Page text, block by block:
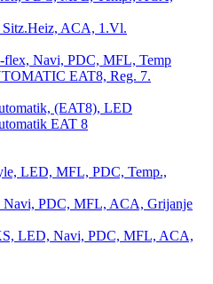
ACA, 1.Vl.
flex, Navi, PDC, MFL, Temp
EAT8, Reg. 7.
(EAT8), LED
EAT 8
LED, MFL, PDC, Temp.,
Navi, PDC, MFL, ACA, Grijanje
LED, Navi, PDC, MFL, ACA,